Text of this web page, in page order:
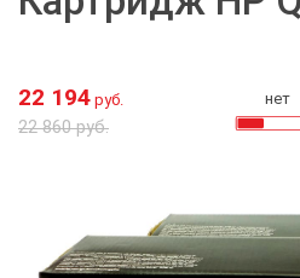
22 194 руб.
22 860 руб.
нет